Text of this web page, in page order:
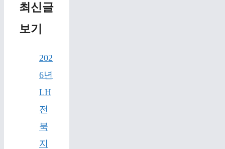
최신글
보기
202
6년
LH
전
북
지